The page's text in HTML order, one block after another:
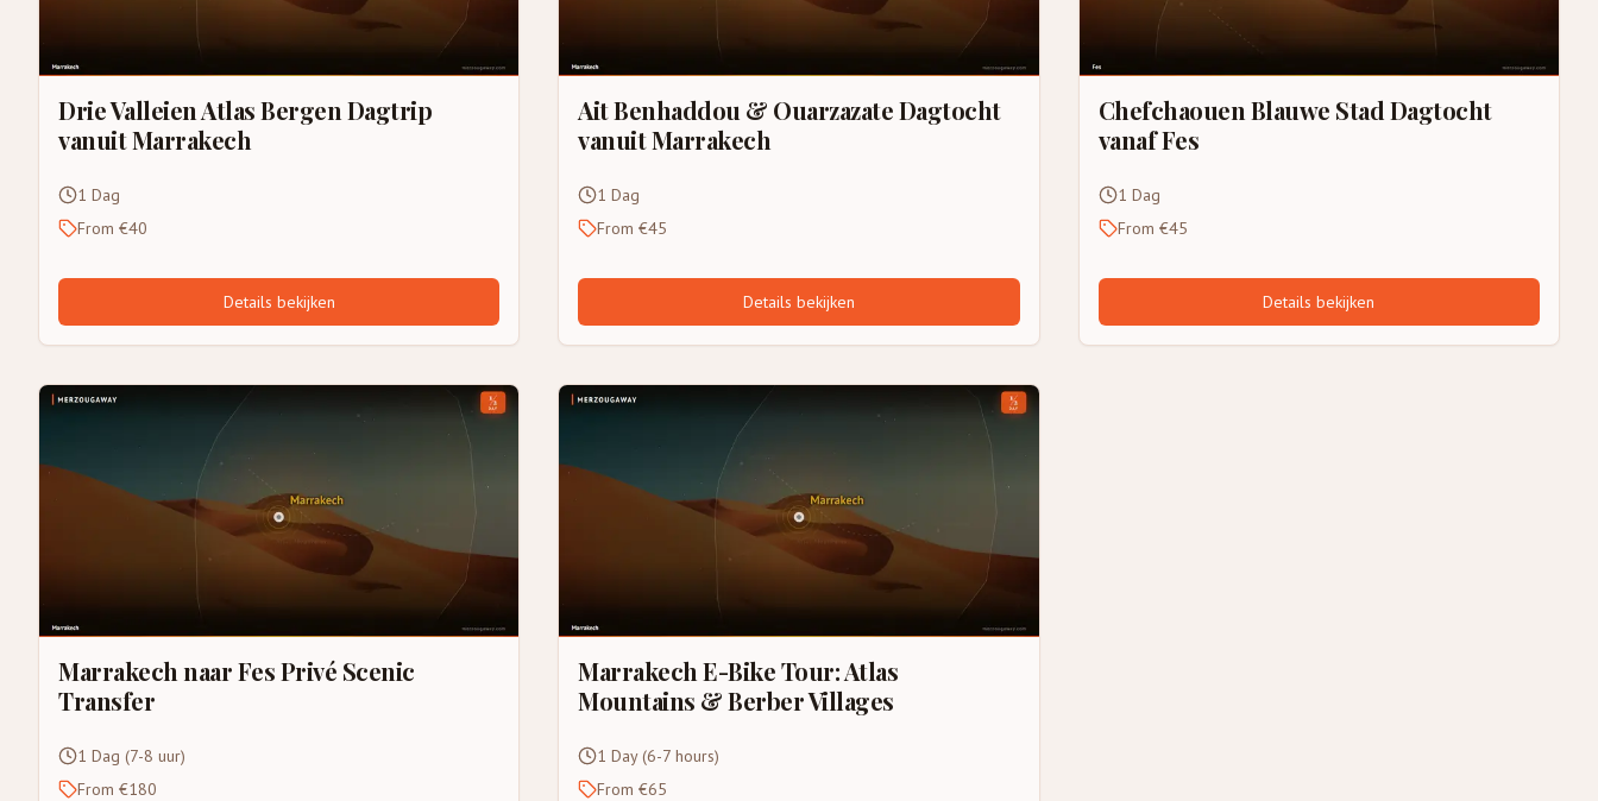
Drie Valleien Atlas Bergen Dagtrip
vanuit Marrakech
1 Dag
From €40
Details bekijken
Ait Benhaddou & Ouarzazate Dagtocht
vanuit Marrakech
1 Dag
From €45
Details bekijken
Chefchaouen Blauwe Stad Dagtocht
vanaf Fes
1 Dag
From €45
Details bekijken
Marrakech naar Fes Privé Scenic
Transfer
1 Dag (7-8 uur)
From €180
Marrakech E-Bike Tour: Atlas
Mountains & Berber Villages
1 Day (6-7 hours)
From €65